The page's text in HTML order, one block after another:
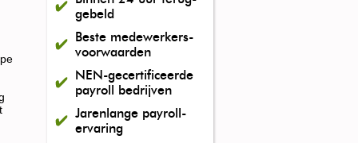
gebeld
Beste medewerkers-
voorwaarden
NEN-gecertificeerde
payroll bedrijven
Jarenlange payroll-
ervaring